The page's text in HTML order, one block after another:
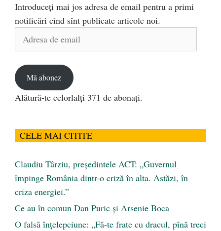
Introduceți mai jos adresa de email pentru a primi
notificări cînd sînt publicate articole noi.
Adresa
Mă abonez
Alătură-te celorlalți 371 de abonați.
CELE MAI CITITE
Claudiu Târziu, președintele ACT: „Guvernul
împinge România dintr-o criză în alta. Astăzi, în
criza energiei.”
Ce au în comun Dan Puric şi Arsenie Boca
O falsă înțelepciune: „Fă-te frate cu dracul, pînă treci